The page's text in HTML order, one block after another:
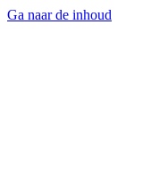
Ga naar de inhoud